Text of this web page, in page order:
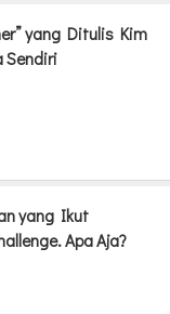
yang Ditulis Kim
Sendiri
yang Ikut
Apa Aja?